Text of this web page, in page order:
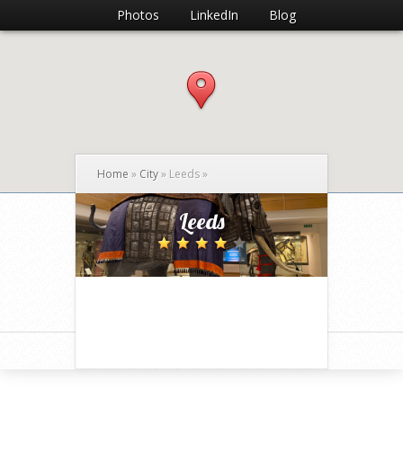
Photos LinkedIn Blog
Home » City» Leeds»
Leeds